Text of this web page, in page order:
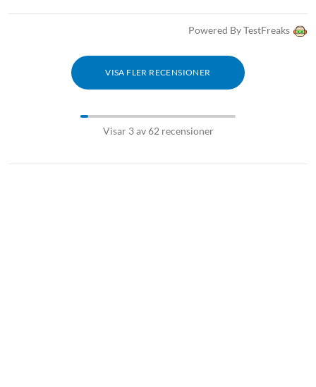
Powered By TestFreaks
VISA FLER RECENSIONER
Visar 3 av 62 recensioner